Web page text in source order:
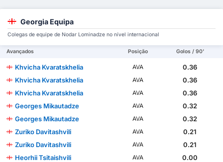
Georgia Equipa
Colegas de equipe de Nodar Lominadze no nível internacional
Avançados Posição Golos / 90'
Khvicha Kvaratskhelia AVA
0.36
Khvicha Kvaratskhelia
AVA
0.36
Khvicha Kvaratskhelia
AVA
0.36
Georges Mikautadze
AVA
0.32
Georges Mikautadze
AVA
0.32
Zuriko Davitashvili
AVA
0.21
Zuriko Davitashvili
AVA
0.21
Heorhii Tsitaishvili
AVA
0.00